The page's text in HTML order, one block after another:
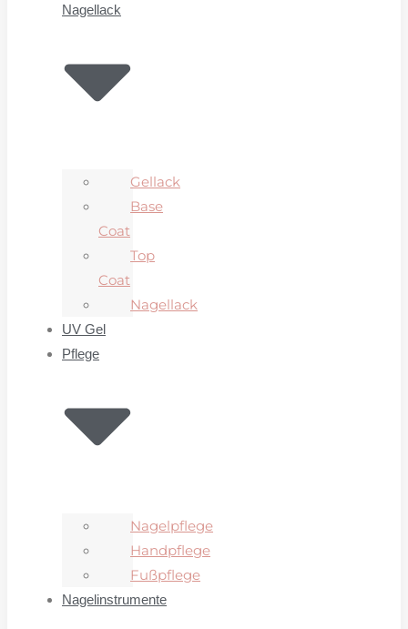
Nagellack
Gellack
Base
Coat
Top
Coat
Nagellack
UV Gel
Pflege
Nagelpflege
Handpflege
Fußpflege
Nagelinstrumente